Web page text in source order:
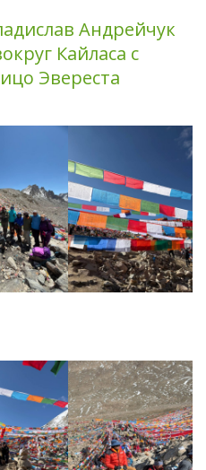
Андрейчук
Кайласа с
Эвереста